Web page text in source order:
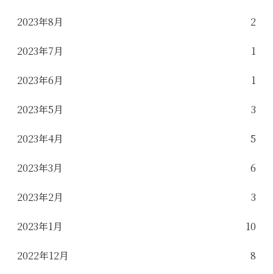
2023年8月 2
2023年7月 1
2023年6月 1
2023年5月 3
2023年4月 5
2023年3月 6
2023年2月 3
2023年1月 10
2022年12月 8